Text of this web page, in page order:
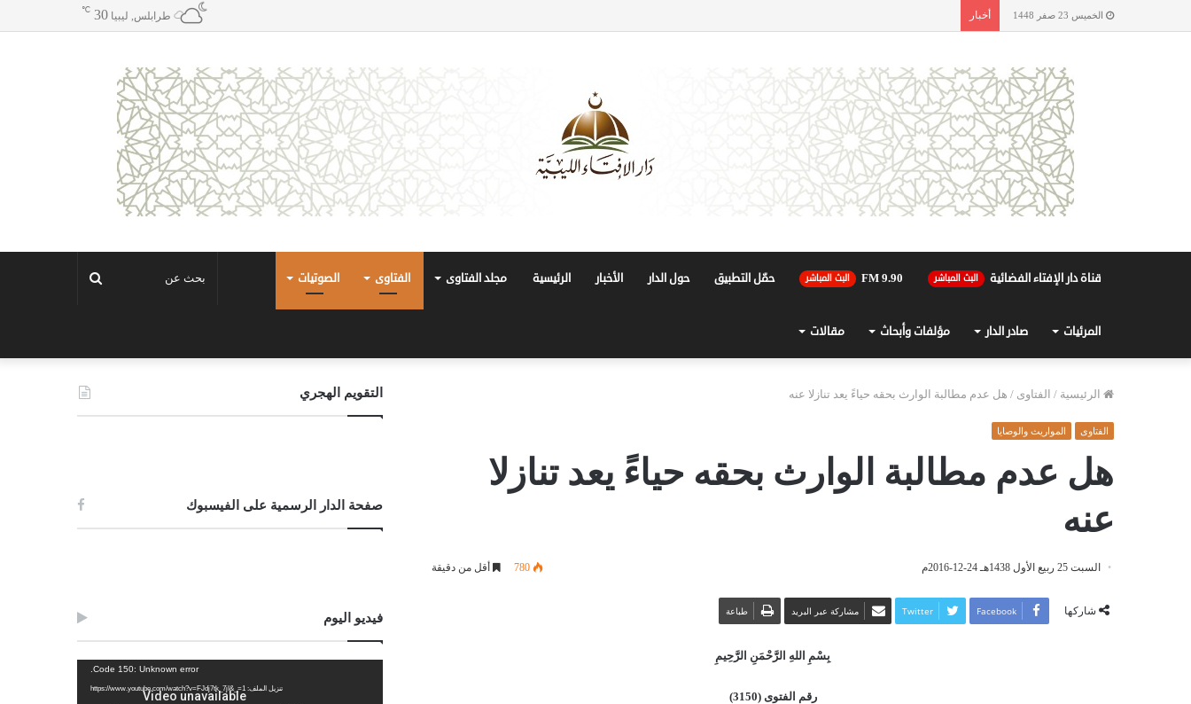
الخميس 23 صفر 1448 أخبار طرابلس, ليبيا 30
℃
قناة دار الإفتاء الفضائية البث المباشر 90.FM 9 البث المباشر حمّل التطبيق حول الدار الأخبار الرئيسية مجلد الفتاوى الفتاوى الصوتيات
المرئيات صادر الدار مؤلفات وأبحاث مقالات
الرئيسية / الفتاوى / هل عدم مطالبة الوارث بحقه حياءً يعد تنازلا عنه
الفتاوى المواريث والوصايا
هل عدم مطالبة الوارث بحقه حياءً يعد تنازلا
عنه
السبت 25 ربيع الأول 1438هـ 24-12-2016م 780 أقل من دقيقة
شاركها Facebook
Twitter مشاركة عبر البريد طباعة
بِسْمِ اللهِ الرَّحْمَنِ الرَّحِيمِ
رقم الفتوى (3150)
التقويم الهجري
صفحة الدار الرسمية على الفيسبوك
فيديو اليوم
Code 150: Unknown error.
تنزيل الملف: https://www.youtube.com/watch?v=FJdj7tk_7jI&_=1